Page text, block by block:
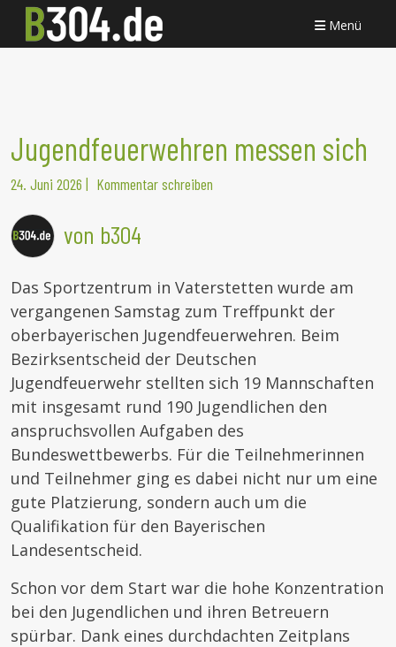
Menü
Jugendfeuerwehren messen sich
24. Juni 2026 | Kommentar schreiben
von b304
Das Sportzentrum in Vaterstetten wurde am
vergangenen Samstag zum Treffpunkt der
oberbayerischen Jugendfeuerwehren. Beim
Bezirksentscheid der Deutschen
Jugendfeuerwehr stellten sich 19 Mannschaften
mit insgesamt rund 190 Jugendlichen den
anspruchsvollen Aufgaben des
Bundeswettbewerbs. Für die Teilnehmerinnen
und Teilnehmer ging es dabei nicht nur um eine
gute Platzierung, sondern auch um die
Qualifikation für den Bayerischen
Landesentscheid.
Schon vor dem Start war die hohe Konzentration
bei den Jugendlichen und ihren Betreuern
spürbar. Dank eines durchdachten Zeitplans